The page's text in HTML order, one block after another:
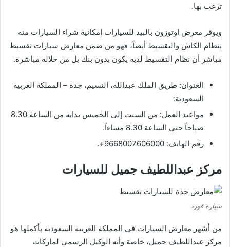
ترغب بها.
ويوفر معرض اوتوزون بالبيد للسيارات إمكانية شراء السيارات منه
بنظام الكاش والتقسيط أيضاً، فهو من ضمن معارض سيارات تقسيط
مباشر أن نظام التقسيط لديه يكون بدون بنك بل من خلاله مباشرة.
العنوان: طريق الملك عبدالله، النسيم، جدة – المملكة العربية
السعودية:
مواعيد العمل: من السبت إلى الخميس بداية من الساعة 8.30
صباحاً حتى الساعة 8.30 مساءاً.
رقم الهاتف: 9668007606000+.
مركز عبداللطيف جميل للسيارات
سيارة فورد
من أشهر معارض السيارات في المملكة العربية السعودية بأكملها هو
مركز عبداللطيف جميل، خاصة وأنه الوكيل الرسمي لماركات